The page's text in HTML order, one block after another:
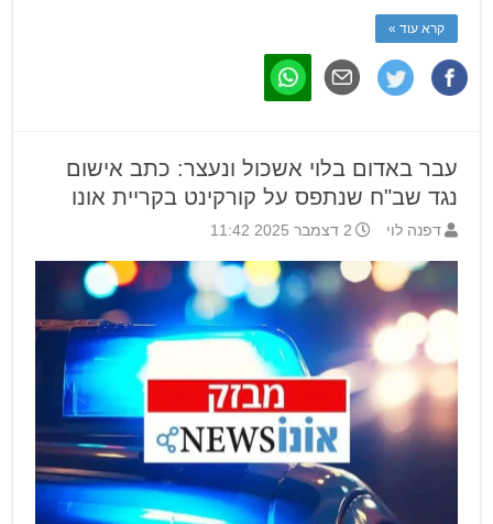
קרא עוד »
עבר באדום בלוי אשכול ונעצר: כתב אישום
נגד שב"ח שנתפס על קורקינט בקריית אונו
דפנה לוי 2 דצמבר 2025 11:42